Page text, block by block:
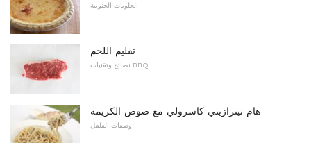
الحلويات الجنوبية
تقليم اللحم
نصائح وتقنيات BBQ
هام تيترازيني كاسرولي مع صوص الكريمة
وصفات الفلفل